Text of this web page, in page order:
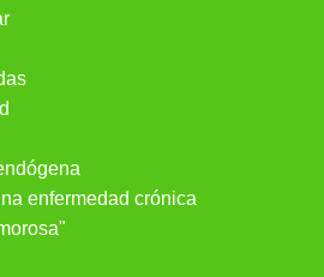
enfermedad crónica